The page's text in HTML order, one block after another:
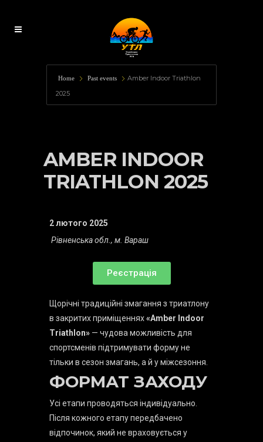
Home Past events
Amber Indoor Triathlon
2025
AMBER INDOOR
TRIATHLON 2025
2 лютого 2025
Рівненська обл., м. Вараш
Реєстрація
Щорічні традиційні змагання з триатлону
в закритих приміщеннях«Amber Indoor
Triathlon» — чудова можливість для
спортсменів підтримувати форму не
тільки в сезон змагань, а й у міжсезоння.
ФОРМАТ ЗАХОДУ
Усі етапи проводяться індивідуально.
Після кожного етапу передбачено
відпочинок, який не враховується у